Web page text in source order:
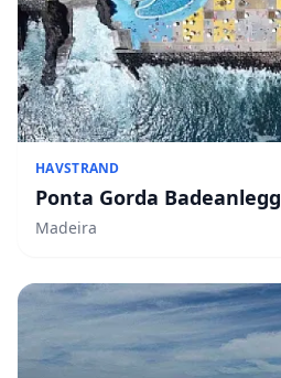
HAVSTRAND
Ponta Gorda Badeanlegg
Madeira